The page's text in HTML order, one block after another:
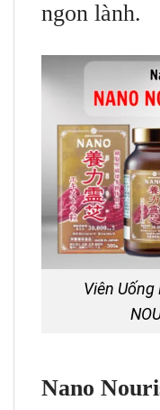
ngon lành.
Viên Uống
Nano